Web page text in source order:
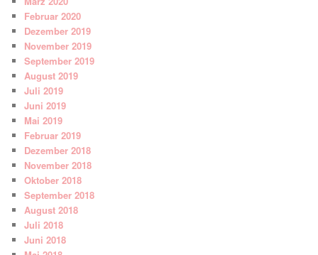
Februar 2020
Dezember 2019
November 2019
September 2019
August 2019
Juli 2019
Juni 2019
Mai 2019
Februar 2019
Dezember 2018
November 2018
Oktober 2018
September 2018
August 2018
Juli 2018
Juni 2018